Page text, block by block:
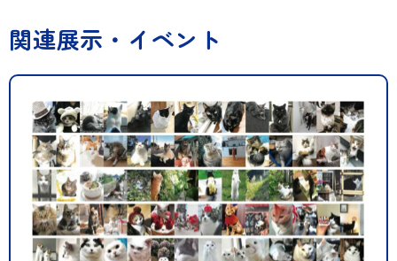
関連展示・イベント